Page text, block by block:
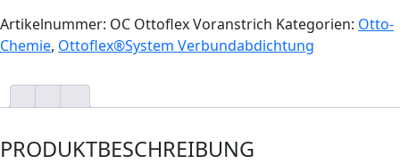
Artikelnummer: OC Ottoflex Voranstrich Kategorien: Otto-
Chemie, Ottoflex®System Verbundabdichtung
PRODUKTBESCHREIBUNG